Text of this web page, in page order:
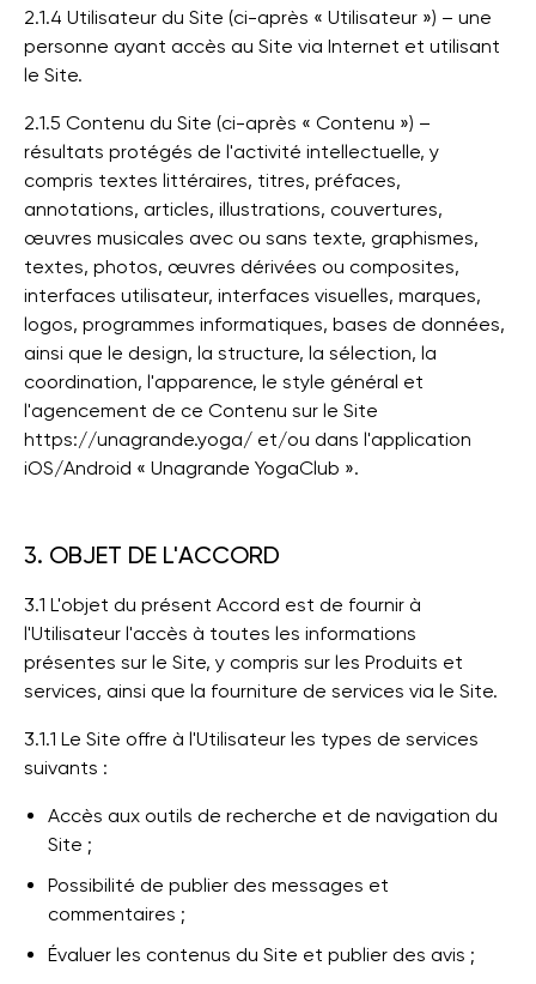
2.1.4 Utilisateur du Site (ci-après « Utilisateur ») – une
personne ayant accès au Site via Internet et utilisant
le Site.
2.1.5 Contenu du Site (ci-après « Contenu ») –
résultats protégés de l'activité intellectuelle, y
compris textes littéraires, titres, préfaces,
annotations, articles, illustrations, couvertures,
œuvres musicales avec ou sans texte, graphismes,
textes, photos, œuvres dérivées ou composites,
interfaces utilisateur, interfaces visuelles, marques,
logos, programmes informatiques, bases de données,
ainsi que le design, la structure, la sélection, la
coordination, l'apparence, le style général et
l'agencement de ce Contenu sur le Site
https://unagrande.yoga/ et/ou dans l'application
iOS/Android « Unagrande YogaClub ».
3. OBJET DE L'ACCORD
3.1 L'objet du présent Accord est de fournir à
l'Utilisateur l'accès à toutes les informations
présentes sur le Site, y compris sur les Produits et
services, ainsi que la fourniture de services via le Site.
3.1.1 Le Site offre à l'Utilisateur les types de services
suivants :
Accès aux outils de recherche et de navigation du
Site ;
Possibilité de publier des messages et
commentaires ;
Évaluer les contenus du Site et publier des avis ;